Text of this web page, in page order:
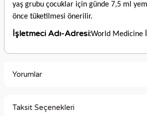
yaş grubu çocuklar için günde 7,5 ml
önce tüketilmesi önerilir.
İşletmeci Adı-Adresi:World Medicine
Yorumlar
Taksit Seçenekleri